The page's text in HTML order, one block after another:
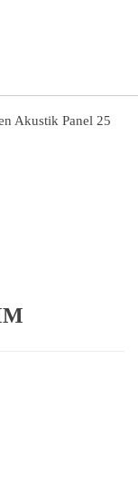
Akustik Panel 25